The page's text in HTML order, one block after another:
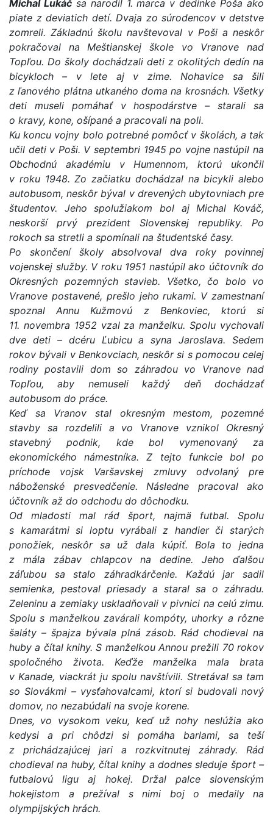
Michal Lukáč sa narodil 1. marca v dedinke Poša ako
piate z deviatich detí. Dvaja zo súrodencov v detstve
zomreli. Základnú školu navštevoval v Poši a neskôr
pokračoval na Meštianskej škole vo Vranove nad
Topľou. Do školy dochádzali deti z okolitých dedín na
bicykloch – v lete aj v zime. Nohavice sa šili
z ľanového plátna utkaného doma na krosnách. Všetky
deti museli pomáhať v hospodárstve – starali sa
o kravy, kone, ošípané a pracovali na poli.
Ku koncu vojny bolo potrebné pomôcť v školách, a tak
učil deti v Poši. V septembri 1945 po vojne nastúpil na
Obchodnú akadémiu v Humennom, ktorú ukončil
v roku 1948. Zo začiatku dochádzal na bicykli alebo
autobusom, neskôr býval v drevených ubytovniach pre
študentov. Jeho spolužiakom bol aj Michal Kováč,
neskorší prvý prezident Slovenskej republiky. Po
rokoch sa stretli a spomínali na študentské časy.
Po skončení školy absolvoval dva roky povinnej
vojenskej služby. V roku 1951 nastúpil ako účtovník do
Okresných pozemných stavieb. Všetko, čo bolo vo
Vranove postavené, prešlo jeho rukami. V zamestnaní
spoznal Annu Kužmovú z Benkoviec, ktorú si
11. novembra 1952 vzal za manželku. Spolu vychovali
dve deti – dcéru Ľubicu a syna Jaroslava. Sedem
rokov bývali v Benkovciach, neskôr si s pomocou celej
rodiny postavili dom so záhradou vo Vranove nad
Topľou, aby nemuseli každý deň dochádzať
autobusom do práce.
Keď sa Vranov stal okresným mestom, pozemné
stavby sa rozdelili a vo Vranove vznikol Okresný
stavebný podnik, kde bol vymenovaný za
ekonomického námestníka. Z tejto funkcie bol po
príchode vojsk Varšavskej zmluvy odvolaný pre
náboženské presvedčenie. Následne pracoval ako
účtovník až do odchodu do dôchodku.
Od mladosti mal rád šport, najmä futbal. Spolu
s kamarátmi si loptu vyrábali z handier či starých
ponožiek, neskôr sa už dala kúpiť. Bola to jedna
z mála zábav chlapcov na dedine. Jeho ďalšou
záľubou sa stalo záhradkárčenie. Každú jar sadil
semienka, pestoval priesady a staral sa o záhradu.
Zeleninu a zemiaky uskladňovali v pivnici na celú zimu.
Spolu s manželkou zavárali kompóty, uhorky a rôzne
šaláty – špajza bývala plná zásob. Rád chodieval na
huby a čítal knihy. S manželkou Annou prežili 70 rokov
spoločného života. Keďže manželka mala brata
v Kanade, viackrát ju spolu navštívili. Stretával sa tam
so Slovákmi – vysťahovalcami, ktorí si budovali nový
domov, no nezabúdali na svoje korene.
Dnes, vo vysokom veku, keď už nohy neslúžia ako
kedysi a pri chôdzi si pomáha barlami, sa teší
z prichádzajúcej jari a rozkvitnutej záhrady. Rád
chodieval na huby, čítal knihy a dodnes sleduje šport –
futbalovú ligu aj hokej. Držal palce slovenským
hokejistom a prežíval s nimi boj o medaily na
olympijských hrách.